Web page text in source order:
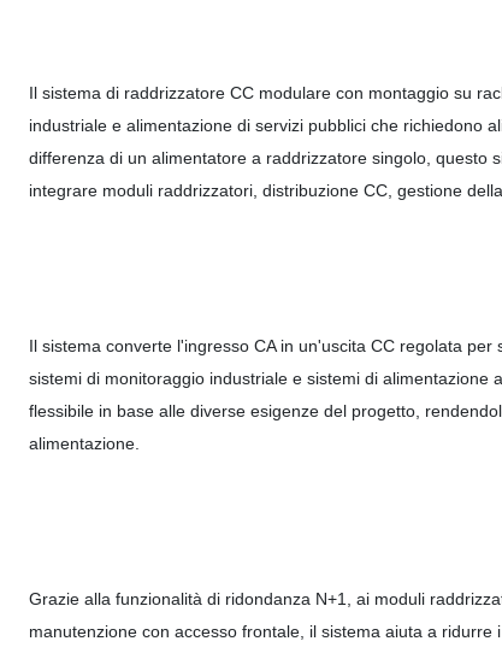
Il sistema di raddrizzatore CC modulare con montaggio su
industriale e alimentazione di servizi pubblici che richiedono
differenza di un alimentatore a raddrizzatore singolo, questo
integrare moduli raddrizzatori, distribuzione CC, gestione
Il sistema converte l'ingresso CA in un'uscita CC regolata
sistemi di monitoraggio industriale e sistemi di
flessibile in base alle diverse esigenze del progetto,
alimentazione.
Grazie alla funzionalità di ridondanza N+1, ai moduli
manutenzione con accesso frontale, il sistema aiuta a